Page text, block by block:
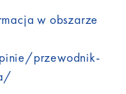
w obszarze
przewodnik-